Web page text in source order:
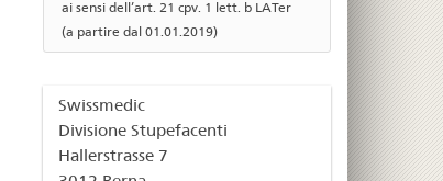
ai sensi dell’art. 21 cpv. 1 lett. b LATer
(a partire dal 01.01.2019)
Swissmedic
Divisione Stupefacenti
Hallerstrasse 7